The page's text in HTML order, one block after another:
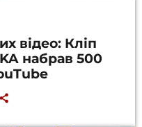
відео: Кліп
набрав 500